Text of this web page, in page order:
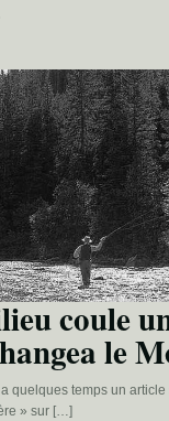
coule
le
quelques temps un
» sur […]